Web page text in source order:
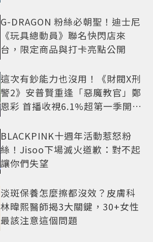
G-DRAGON 粉絲必朝聖！迪士尼
《玩具總動員》聯名快閃店來
台，限定商品與打卡亮點公開
這次有鈔能力也沒用！《財閥X刑
警2》安普賢重逢「惡魔教官」鄭
恩彩 首播收視6.1%超第一季開紅
BLACKPINK十週年活動惹怒粉
絲！Jisoo下場滅火道歉：對不起
讓你們失望
淡斑保養怎麼擦都沒效？皮膚科
林暐熙醫師揭3大關鍵，30+女性
最該注意這個問題